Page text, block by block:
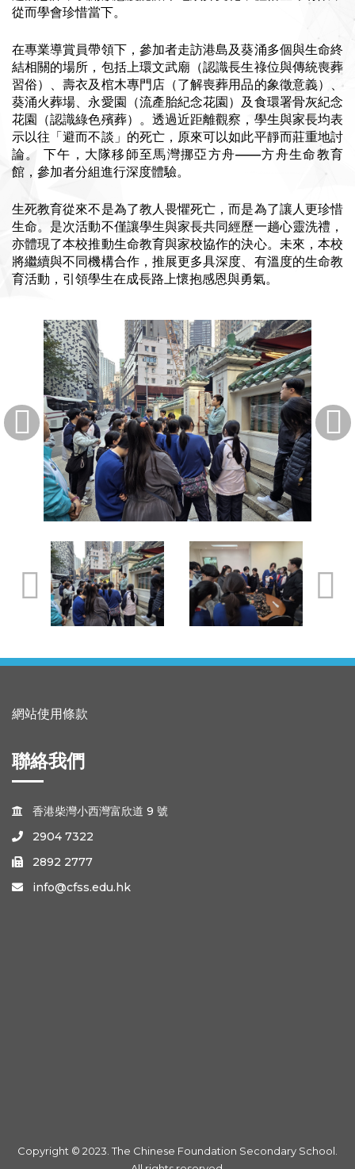
從而學會珍惜當下。
在專業導賞員帶領下，參加者走訪港島及葵涌多個與生命終
結相關的場所，包括上環文武廟（認識長生祿位與傳統喪葬
習俗）、壽衣及棺木專門店（了解喪葬用品的象徵意義）、
葵涌火葬場、永愛園（流產胎紀念花園）及食環署骨灰紀念
花園（認識綠色殯葬）。透過近距離觀察，學生與家長均表
示以往「避而不談」的死亡，原來可以如此平靜而莊重地討
論。 下午，大隊移師至馬灣挪亞方舟——方舟生命教育
館，參加者分組進行深度體驗。
生死教育從來不是為了教人畏懼死亡，而是為了讓人更珍惜
生命。是次活動不僅讓學生與家長共同經歷一趟心靈洗禮，
亦體現了本校推動生命教育與家校協作的決心。未來，本校
將繼續與不同機構合作，推展更多具深度、有溫度的生命教
育活動，引領學生在成長路上懷抱感恩與勇氣。
網站使用條款
聯絡我們
 香港柴灣小西灣富欣道 9 號
 2904 7322
 2892 2777
 info@cfss.edu.hk
Copyright © 2023. The Chinese Foundation Secondary School.